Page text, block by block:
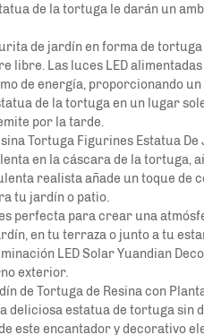
de la tortuga le darán un
de jardín en forma de
libre. Las luces LED
de energía, proporcionando
de la tortuga en un lugar
por la tarde.
Tortuga Figurines Estatua
en la cáscara de la tortuga,
realista añade un toque de
tu jardín o patio.
perfecta para crear una
en tu terraza o junto a tu
LED Solar Yuandian
exterior.
de Tortuga de Resina con
deliciosa estatua de tortuga sin
este encantador y decorativo